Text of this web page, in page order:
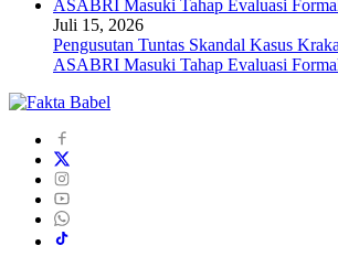
Juli 15, 2026
Pengusutan Tuntas Skandal Kasus
ASABRI Masuki Tahap Evaluasi